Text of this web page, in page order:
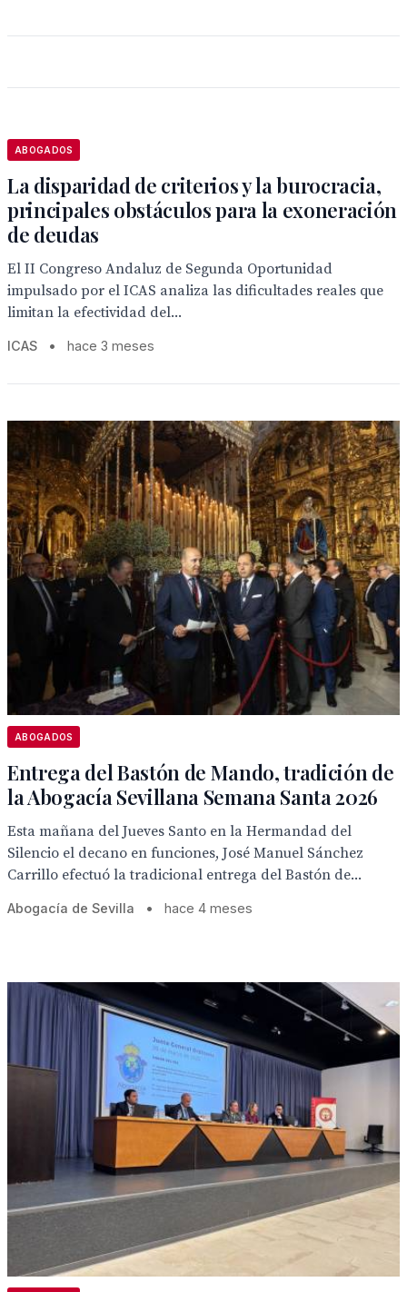
ABOGADOS
La disparidad de criterios y la burocracia,
principales obstáculos para la exoneración
de deudas
El II Congreso Andaluz de Segunda Oportunidad
impulsado por el ICAS analiza las dificultades reales que
limitan la efectividad del...
ICAS • hace 3 meses
ABOGADOS
Entrega del Bastón de Mando, tradición de
la Abogacía Sevillana Semana Santa 2026
Esta mañana del Jueves Santo en la Hermandad del
Silencio el decano en funciones, José Manuel Sánchez
Carrillo efectuó la tradicional entrega del Bastón de...
Abogacía de Sevilla • hace 4 meses